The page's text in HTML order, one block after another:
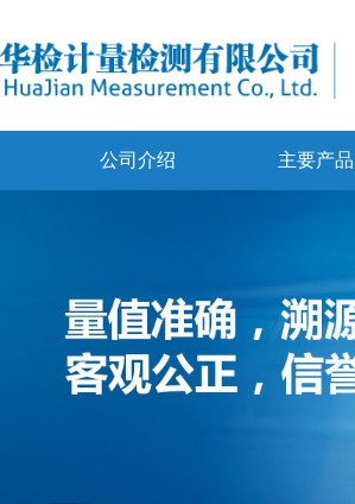
公司介绍 主要产品